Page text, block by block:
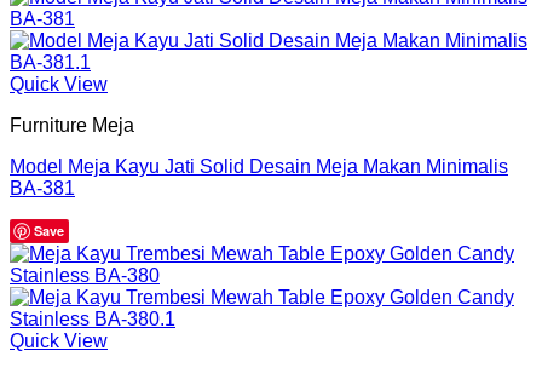
Quick View
Furniture Meja
Model Meja Kayu Jati Solid Desain Meja Makan Minimalis
BA-381
Save
Quick View